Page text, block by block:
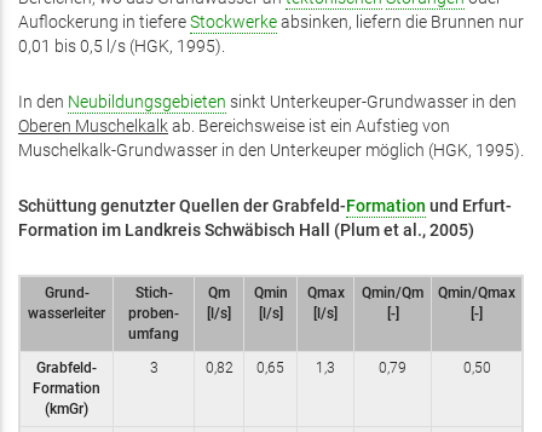
Auflockerung in tiefereStockwerkeabsinken, liefern die Brunnen nur
0,01 bis 0,5 l/s (HGK, 1995).
In den Neubildungsgebieten sinkt Unterkeuper-Grundwasser in den
Oberen Muschel­kalkab. Bereichsweise ist ein Aufstieg von
Muschelkalk-Grundwasser in den Unterkeuper möglich (HGK, 1995).
Schüttung genutzter Quellen der Grabfeld-Formation und Erfurt-
Formation im Landkreis Schwäbisch Hall (Plum et al., 2005)
Grund­
wasser­­leiter
Stich­
proben­­­­
umfang
Qm
[l/s]
Qmin
[l/s]
Qmax
[l/s]
Qmin/Qm
[-]
Qmin/Qmax
[-]
Grabfeld-
Formation
(kmGr)
3 0,82 0,65 1,3 0,79 0,50